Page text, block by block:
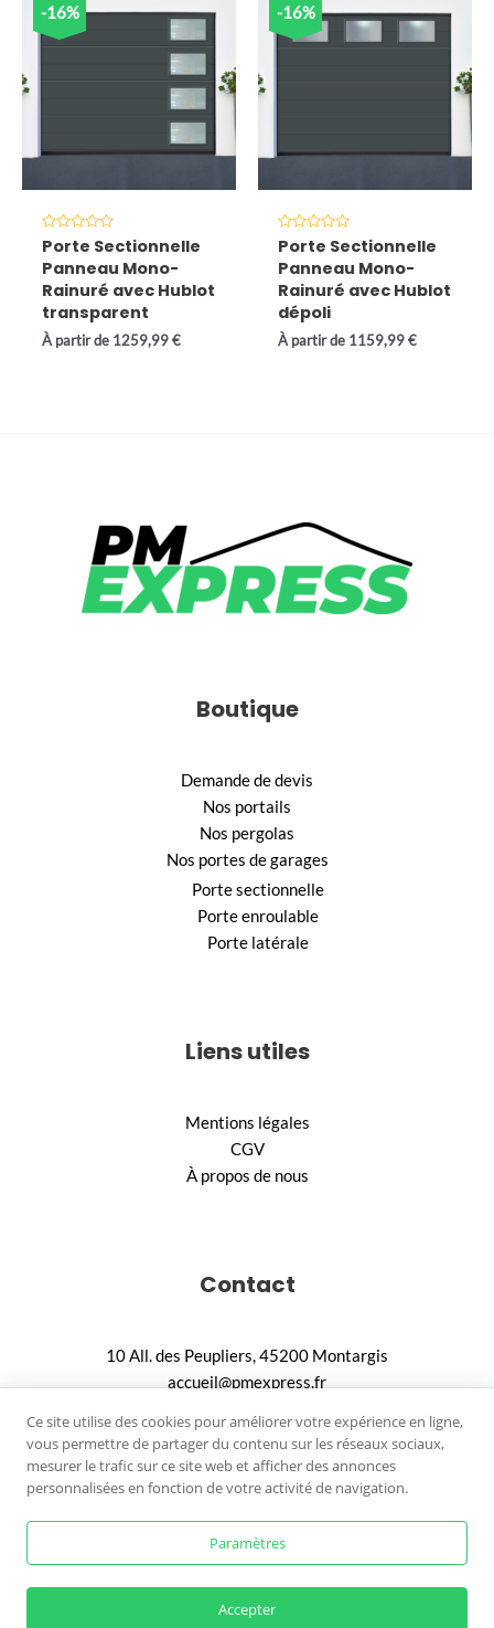
-16%
Note
0
sur
Porte Sectionnelle
Panneau Mono-
Rainuré avec Hublot
transparent
À partir de 1259,99€
-16%
Note
0
sur
Porte Sectionnelle
Panneau Mono-
Rainuré avec Hublot
dépoli
À partir de 1159,99€
Boutique
Demande de devis
Nos portails
Nos pergolas
Nos portes de garages
Porte sectionnelle
Porte enroulable
Porte latérale
Liens utiles
Mentions légales
CGV
À propos de nous
Contact
10 All. des Peupliers, 45200 Montargis
accueil@pmexpress.fr
PM Express. Tous droits réservés.
Configurer ma porte sectionnelle
Ce site utilise des cookies pour améliorer votre expérience en ligne,
vous permettre de partager du contenu sur les réseaux sociaux,
mesurer le trafic sur ce site web et afficher des annonces
personnalisées en fonction de votre activité de navigation.
Paramètres
Accepter